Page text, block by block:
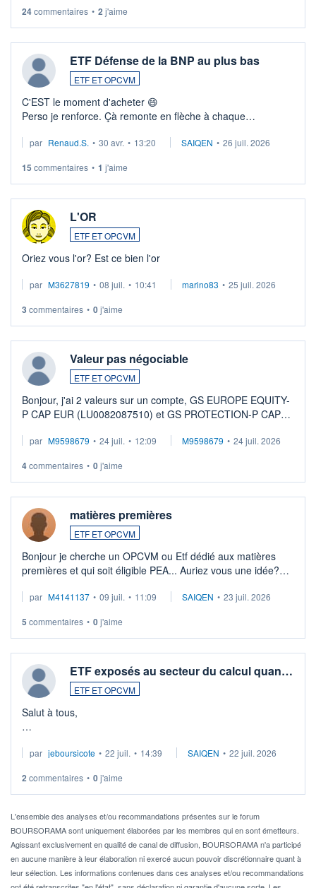
24commentaires • 2 j'aime
ETF Défense de la BNP au plus bas
ETF ET OPCVM
C'EST le moment d'acheter 😄​
Perso je renforce. Çà remonte en flèche à chaque
Investissement long terme tip top pour sa retraite.
par Renaud.S. • 30 avr. • 13:20 SAIQEN • 26 juil. 2026
15 commentaires • 1 j'aime
L'OR
ETF ET OPCVM
Oriez vous l'or? Est ce bien l'or
par M3627819 • 08 juil. • 10:41 marino83 • 25 juil. 2026
3 commentaires • 0j'aime
Valeur pas négociable
ETF ET OPCVM
Bonjour, j'ai 2 valeurs sur un compte, GS EUROPE EQUITY-
P CAP EUR (LU0082087510) et GS PROTECTION-P CAP
veux procéder à la vente, on me signale ...
par M9598679 • 24 juil. • 12:09 M9598679 • 24 juil. 2026
4commentaires • 0j'aime
matières premières
ETF ET OPCVM
Bonjour je cherche un OPCVM ou Etf dédié aux matières
premières et qui soit éligible PEA... Auriez vous une idée?
par M4141137 • 09 juil. • 11:09 SAIQEN • 23 juil. 2026
5 commentaires • 0j'aime
ETF exposés au secteur du calcul quan…
ETF ET OPCVM
Salut à tous,
via un ETF plutôt que des actions individuelles.
Idéalement, je voudrais qu'il soit éligible au PEA.
Pour l' ...
par jeboursicote • 22 juil. • 14:39 SAIQEN • 22 juil. 2026
2 commentaires • 0j'aime
L'ensemble des analyses et/ou recommandations présentes sur le forum
BOURSORAMA sont uniquement élaborées par les membres qui en sont émetteurs.
Agissant exclusivement en qualité de canal de diffusion, BOURSORAMA n'a participé
en aucune manière à leur élaboration ni exercé aucun pouvoir discrétionnaire quant à
leur sélection. Les informations contenues dans ces analyses et/ou recommandations